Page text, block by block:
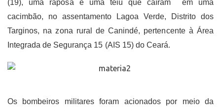
(19), uma raposa e uma teiú que caíram em uma
cacimbão, no assentamento Lagoa Verde, Distrito dos
Targinos, na zona rural de Canindé, pertencente à Área
Integrada de Segurança 15 (AIS 15) do Ceará.
Os bombeiros militares foram acionados por meio da